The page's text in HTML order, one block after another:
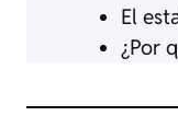
El
¿Por